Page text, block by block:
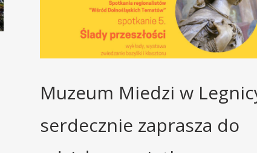
Muzeum Miedzi w
serdecznie zaprasza do